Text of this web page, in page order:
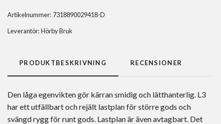
Artikelnummer: 7318890029418-D
Leverantör:Hörby Bruk
PRODUKTBESKRIVNING RECENSIONER
Den låga egenvikten gör kärran smidig och lätthanterlig. L3
har ett utfällbart och rejält lastplan för större gods och
svängd rygg för runt gods. Lastplan är även avtagbart. Det